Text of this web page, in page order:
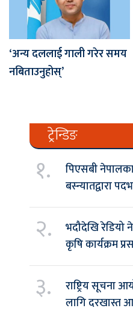
‘अन्य दललाई गाली गरेर समय
नबिताउनुहोस्’
ट्रेन्डिङ
१.
पिएसबी
बस्न्यातद्वारा
२.
भदौदेखि रेडियो
कृषि कार्यक्रम
३.
राष्ट्रिय सूचना
लागि दरखास्त